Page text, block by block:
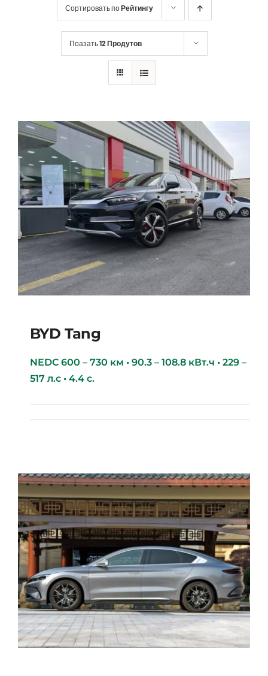
Сортировать поРейтингу
Поазать12 Продутов
BYD Tang
NEDC 600 – 730 км • 90.3 – 108.8 кВт.ч • 229 –
517 л.с • 4.4 с.